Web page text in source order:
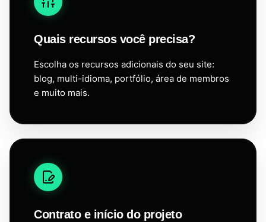
Quais recursos você precisa?
Escolha os recursos adicionais do seu site:
blog, multi-idioma, portfólio, área de membros
e muito mais.
Contrato e início do projeto